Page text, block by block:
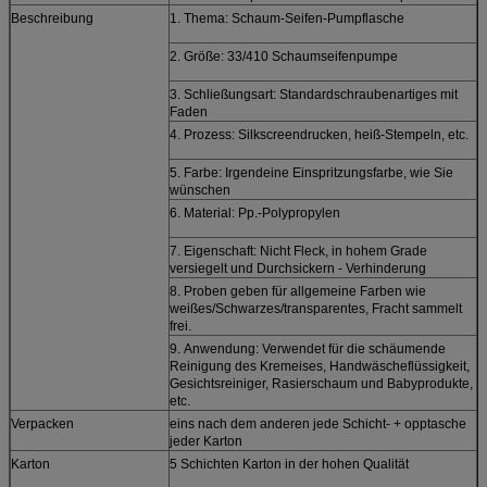
Beschreibung
1. Thema: Schaum-Seifen-Pumpflasche
2. Größe: 33/410 Schaumseifenpumpe
3. Schließungsart: Standardschraubenartiges mit
Faden
4. Prozess: Silkscreendrucken, heiß-Stempeln, etc.
5. Farbe: Irgendeine Einspritzungsfarbe, wie Sie
wünschen
6. Material: Pp.-Polypropylen
7. Eigenschaft: Nicht Fleck, in hohem Grade
versiegelt und Durchsickern - Verhinderung
8. Proben geben für allgemeine Farben wie
weißes/Schwarzes/transparentes, Fracht sammelt
frei.
9. Anwendung: Verwendet für die schäumende
Reinigung des Kremeises, Handwäscheflüssigkeit,
Gesichtsreiniger, Rasierschaum und Babyprodukte,
etc.
Verpacken
eins nach dem anderen jede Schicht- + opptasche
jeder Karton
Karton
5 Schichten Karton in der hohen Qualität